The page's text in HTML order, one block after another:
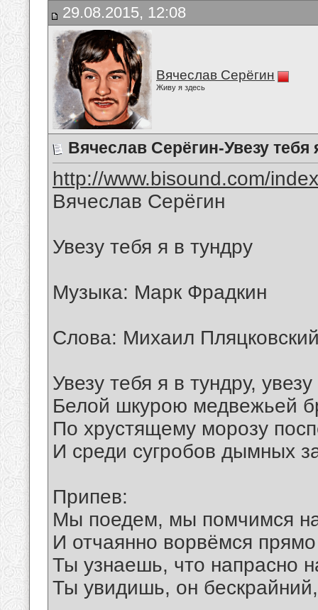
29.08.2015, 12:08
Вячеслав Серёгин
Живу я здесь
Вячеслав Серёгин-Увезу тебя
http://www.bisound.com/
Вячеслав Серёгин
Увезу тебя я в тундру
Музыка: Марк Фрадкин
Слова: Михаил
Увезу тебя я в тундру,
Белой шкурою медвежьей
По хрустящему морозу
И среди сугробов дымных
Припев:
Мы поедем, мы помчимся
И отчаянно ворвёмся
Ты узнаешь, что напрасно
Ты увидишь, он